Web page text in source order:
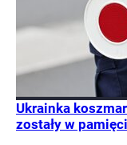
Ukrainka
zostały w pamięci